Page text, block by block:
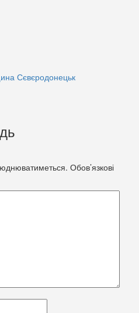
Сєвєродонецьк
Обов’язкові